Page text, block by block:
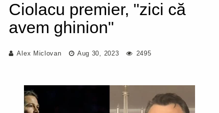
Ciolacu premier, "zici că
avem ghinion"
Alex Miclovan Aug 30, 2023 2495